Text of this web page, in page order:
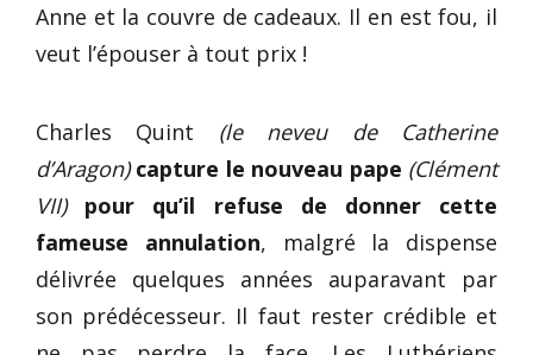
Anne et la couvre de cadeaux. Il en est fou, il
veut l’épouser à tout prix !
Charles Quint (le neveu de Catherine
d’Aragon) capture le nouveau pape (Clément
VII)
pour qu’il refuse de donner cette
fameuse annulation, malgré la dispense
délivrée quelques années auparavant par
son prédécesseur. Il faut rester crédible et